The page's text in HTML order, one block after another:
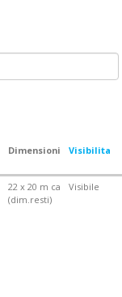
Dimensioni Visibilita
22 x 20 m ca
(dim.resti)
Visibile